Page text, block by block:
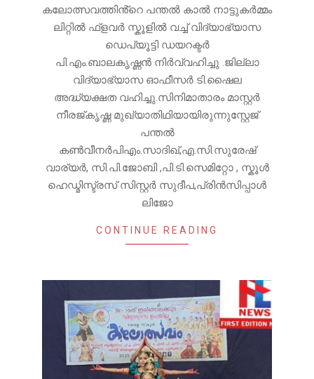
കലോത്സവത്തിൻ്റെ പന്തൽ കാൽ നാട്ടുകർമ്മം
ലിറ്റിൽ ഫ്ളവർ സ്കൂളിൽ വച്ച് വിദ്യാഭ്യാസ
ഡെപ്യൂട്ടി ഡയറക്ടർ
പി.എം.ബാലകൃഷ്ണൻ നിർവ്വഹിച്ചു .ജില്ലാ
വിദ്യാഭ്യാസ ഓഫീസർ ടി.ഷൈല
അദ്ധ്യക്ഷത വഹിച്ചു.സിനിമാതാരം മാസ്റ്റർ
നീരജ്കൃഷ്ണ മുഖ്യാതിഥിയായിരുന്നുസ്റ്റേജ്
പന്തൽ
കൺവീനർപിഎം.സാദിഖ്,എ.സി.സുരേഷ്
വാര്യർ, സി.പി.ജോബി ,പി.ടി.സെമിറ്റോ , സ്കൂൾ
ഹെഡ്മിസ്ട്രസ് സിസ്റ്റർ സുദീപ,പ്രിൻസിപ്പാൾ
ലിജോ
CONTINUE READING